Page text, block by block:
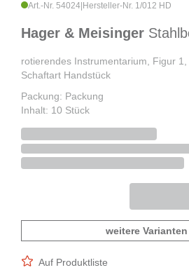
Art.-Nr. 54024 Hersteller-Nr. 1/012 HD
Hager & Meisinger
rotierendes Instrumentarium, Figur
Schaftart Handstück
Packung: Packung
Inhalt: 10 Stück
weitere Varianten
Auf Produktliste